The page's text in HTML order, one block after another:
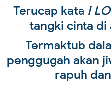
Terucap kata I
tangki cinta di
Termaktub
penggugah akan
rapuh